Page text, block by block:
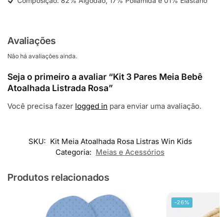
Avaliações
Não há avaliações ainda.
Seja o primeiro a avaliar “Kit 3 Pares Meia Bebê
Atoalhada Listrada Rosa”
Você precisa fazer logged in para enviar uma avaliação.
SKU: Kit Meia Atoalhada Rosa Listras Win Kids
Categoria: Meias e Acessórios
Produtos relacionados
-26%